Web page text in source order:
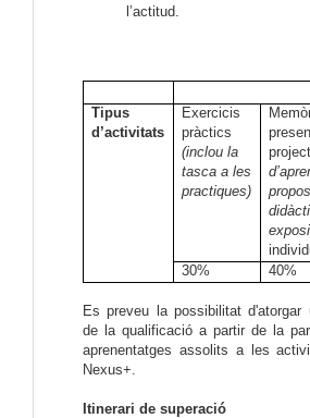
l’actitud.
Tipus
d’activitats
Exercicis
pràctics
(inclou la
tasca a les
practiques)
30%
40%
Es preveu la possibilitat d'atorgar
de la qualificació a partir de la
aprenentatges assolits a les
Nexus+.
Itinerari de superació